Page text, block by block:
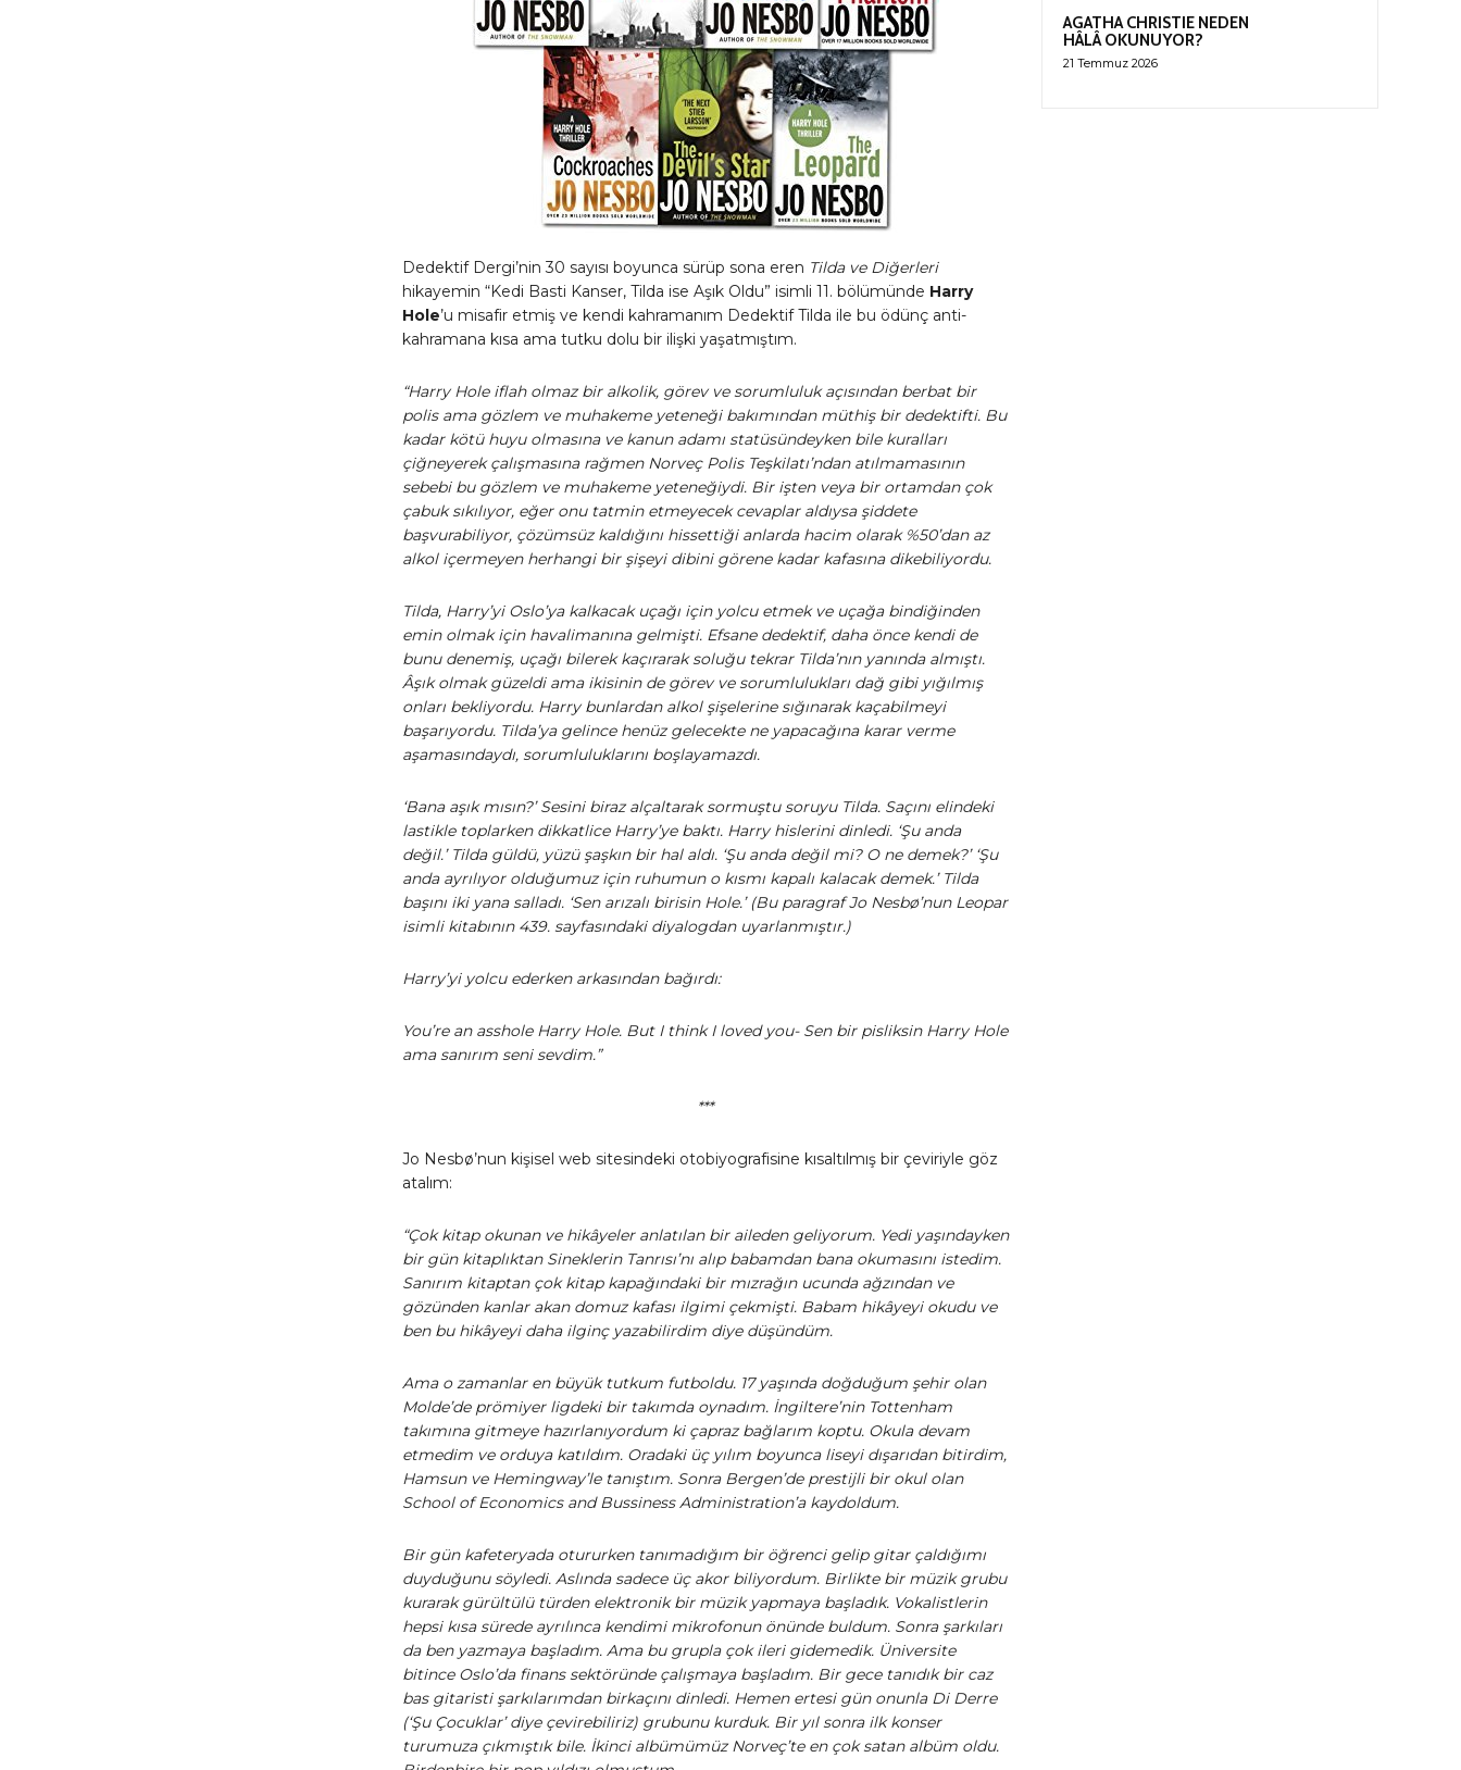
Dedektif Dergi’nin 30 sayısı boyunca sürüp sona eren Tilda ve Diğerleri
hikayemin “Kedi Basti Kanser, Tilda ise Aşık Oldu” isimli 11. bölümünde Harry
Hole’u misafir etmiş ve kendi kahramanım Dedektif Tilda ile bu ödünç anti-
kahramana kısa ama tutku dolu bir ilişki yaşatmıştım.
“Harry Hole iflah olmaz bir alkolik, görev ve sorumluluk açısından berbat bir
polis ama gözlem ve muhakeme yeteneği bakımından müthiş bir dedektifti. Bu
kadar kötü huyu olmasına ve kanun adamı statüsündeyken bile kuralları
çiğneyerek çalışmasına rağmen Norveç Polis Teşkilatı’ndan atılmamasının
sebebi bu gözlem ve muhakeme yeteneğiydi. Bir işten veya bir ortamdan çok
çabuk sıkılıyor, eğer onu tatmin etmeyecek cevaplar aldıysa şiddete
başvurabiliyor, çözümsüz kaldığını hissettiği anlarda hacim olarak %50’dan az
alkol içermeyen herhangi bir şişeyi dibini görene kadar kafasına dikebiliyordu.
Tilda, Harry’yi Oslo’ya kalkacak uçağı için yolcu etmek ve uçağa bindiğinden
emin olmak için havalimanına gelmişti. Efsane dedektif, daha önce kendi de
bunu denemiş, uçağı bilerek kaçırarak soluğu tekrar Tilda’nın yanında almıştı.
Âşık olmak güzeldi ama ikisinin de görev ve sorumlulukları dağ gibi yığılmış
onları bekliyordu. Harry bunlardan alkol şişelerine sığınarak kaçabilmeyi
başarıyordu. Tilda’ya gelince henüz gelecekte ne yapacağına karar verme
aşamasındaydı, sorumluluklarını boşlayamazdı.
‘Bana aşık mısın?’ Sesini biraz alçaltarak sormuştu soruyu Tilda. Saçını elindeki
lastikle toplarken dikkatlice Harry’ye baktı. Harry hislerini dinledi. ‘Şu anda
değil.’ Tilda güldü, yüzü şaşkın bir hal aldı. ‘Şu anda değil mi? O ne demek?’ ‘Şu
anda ayrılıyor olduğumuz için ruhumun o kısmı kapalı kalacak demek.’ Tilda
başını iki yana salladı. ‘Sen arızalı birisin Hole.’ (Bu paragraf Jo Nesbø’nun Leopar
isimli kitabının 439. sayfasındaki diyalogdan uyarlanmıştır.)
Harry’yi yolcu ederken arkasından bağırdı:
You’re an asshole Harry Hole. But I think I loved you- Sen bir pisliksin Harry Hole
ama sanırım seni sevdim.”
***
Jo Nesbø’nun kişisel web sitesindeki otobiyografisine kısaltılmış bir çeviriyle göz
atalım:
“Çok kitap okunan ve hikâyeler anlatılan bir aileden geliyorum. Yedi yaşındayken
bir gün kitaplıktan Sineklerin Tanrısı’nı alıp babamdan bana okumasını istedim.
Sanırım kitaptan çok kitap kapağındaki bir mızrağın ucunda ağzından ve
gözünden kanlar akan domuz kafası ilgimi çekmişti. Babam hikâyeyi okudu ve
ben bu hikâyeyi daha ilginç yazabilirdim diye düşündüm.
Ama o zamanlar en büyük tutkum futboldu. 17 yaşında doğduğum şehir olan
Molde’de prömiyer ligdeki bir takımda oynadım. İngiltere’nin Tottenham
takımına gitmeye hazırlanıyordum ki çapraz bağlarım koptu. Okula devam
etmedim ve orduya katıldım. Oradaki üç yılım boyunca liseyi dışarıdan bitirdim,
Hamsun ve Hemingway’le tanıştım. Sonra Bergen’de prestijli bir okul olan
School of Economics and Bussiness Administration’a kaydoldum.
Bir gün kafeteryada otururken tanımadığım bir öğrenci gelip gitar çaldığımı
duyduğunu söyledi. Aslında sadece üç akor biliyordum. Birlikte bir müzik grubu
kurarak gürültülü türden elektronik bir müzik yapmaya başladık. Vokalistlerin
hepsi kısa sürede ayrılınca kendimi mikrofonun önünde buldum. Sonra şarkıları
da ben yazmaya başladım. Ama bu grupla çok ileri gidemedik. Üniversite
bitince Oslo’da finans sektöründe çalışmaya başladım. Bir gece tanıdık bir caz
bas gitaristi şarkılarımdan birkaçını dinledi. Hemen ertesi gün onunla Di Derre
(‘Şu Çocuklar’ diye çevirebiliriz) grubunu kurduk. Bir yıl sonra ilk konser
turumuza çıkmıştık bile. İkinci albümümüz Norveç’te en çok satan albüm oldu.
AGATHA CHRISTIE NEDEN
HÂLÂ OKUNUYOR?
21 Temmuz 2026